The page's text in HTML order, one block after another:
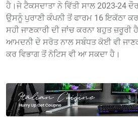
ਹੈ।ਜੇ ਟੈਕਸਦਾਤਾ ਨੇ ਵਿੱਤੀ ਸਾਲ 2023-24
ਉਸਨੂੰ ਪੁਰਾਣੀ ਕੰਪਨੀ ਤੋਂ ਫਾਰਮ 16 ਇਕੱਠਾ
ਸਹੀ ਜਾਣਕਾਰੀ ਦੀ ਜਾਂਚ ਕਰਨਾ ਬਹੁਤ
ਆਮਦਨੀ ਦੇ ਸਰੋਤ ਨਾਲ ਸਬੰਧਤ ਕੋਈ ਵੀ
ਕਰ ਵਿਭਾਗ ਤੋਂ ਨੋਟਿਸ ਵੀ ਆ ਸਕਦਾ ਹੈ।